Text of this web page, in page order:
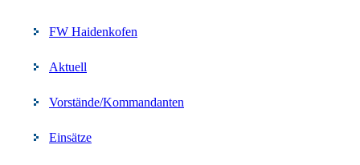
FW Haidenkofen
Aktuell
Vorstände/Kommandanten
Einsätze